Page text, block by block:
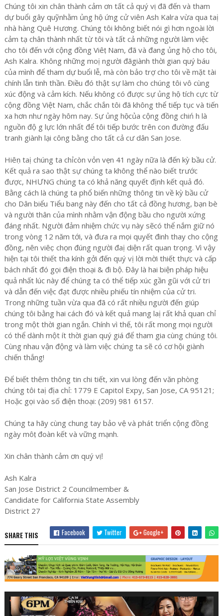
Chúng tôi xin chân thành cảm ơn tất cả quý vi ̣đã đến và tham
dự buổi gây quỹnhằm ủng hộ ứng cử viên Ash Kalra vừa qua taị
nhà hàng Quê Hương. Chúng tôi không biết nói gì hơn ngoài lời
cảm tạ chân thành nhất từ tôi và tất cả những người làm việc
cho tôi đến với cộng đồng Viêṭ Nam, đã và đang ủng hộ cho tôi,
Ash Kalra. Không những moị người đãgiành thời gian quý báu
của mình để tham dự buổi lễ, mà còn bảo trợ cho tôi về mặt tài
chính lẫn tinh thần. Điều đó thật sự làm cho chúng tôi vô cùng
xúc động và cảm kích. Nếu không có được sự ủng hộ tích cực từ
cộng đồng Việt Nam, chắc chắn tôi đã không thể tiếp tục và tiến
xa hơn như ngày hôm nay. Sự ủng hộcủa cộng đồng chiń h là
nguồn độ g lực lớn nhất để tôi tiếp bước trên con đường đấu
tranh giành lại công bằng cho tất cả cư dân San Jose.
Hiêṇ taị chúng ta chỉcòn vỏn vẹn 41 ngày nữa là đến kỳ bầu cử.
Kết quả ra sao thật sự chúng ta không thể nào biết trước
được, NHƯNG chúng ta có khả năng quyết định kết quả đó.
Bằng cách là chúng ta phổ biến những thông tin về kỳ bầu cử
cho Dân biểu Tiểu bang này đến cho tất cả đồng hương, bạn bè
và người thân của mình nhằm vận động bầu cho người xứng
đáng nhất. Người đảm nhiệm chức vụ này sẽcó thể nắm giữ nó
trong vòng 12 năm tới, và đưa ra mọi quyết đinh thay cho cộng
đồng, nên viêc̣ chọn đúng người đaị diện rất quan trọng. Vì vậy
hiện tại tôi thiết tha kính gởi đến quý vị lời mời thiết thực và cấp
bách nhất đó gọi điện thoại & đi bộ. Đây là hai biện pháp hiệu
quả nhất lúc này để chúng ta có thể tiếp xúc gần gũi với cử tri
và dẫn đến việc đạt được nhiều phiếu tín nhiệm của cử tri.
Trong những tuần vừa qua đã có rất nhiều người đến giúp
chúng tôi bằng hai cách đó và kết quả mang laị rất khả quan chỉ
trong một thời gian ngắn. Chính vì thế, tôi rất mong mọi người
có thể dành một ít thời gian quý giá để tham gia cùng chúng tôi.
Cùng nhau vận động và làm việc chúng ta sẽ có cơ hội giành
chiến thắng!
Để biết thêm thông tin chi tiết, xin vui lòng đến văn phòng
chúng tôi taị địa chỉ: 1779 E Capitol Expy, San Jose, CA 95121;
Hoặc gọi vào số điện thoại: (209) 981 6157.
Chúng ta hãy cùng chung tay bảo vệ và phát triển cộng đồng
ngày môṭ đoàn kết và vững mạnh.
Xin chân thành cảm ơn quý vi!̣
Ash Kalra
San Jose District 2 Councilmember &
Candidate for California State Assembly
District 27
SHARE THIS Facebook Twitter Google+